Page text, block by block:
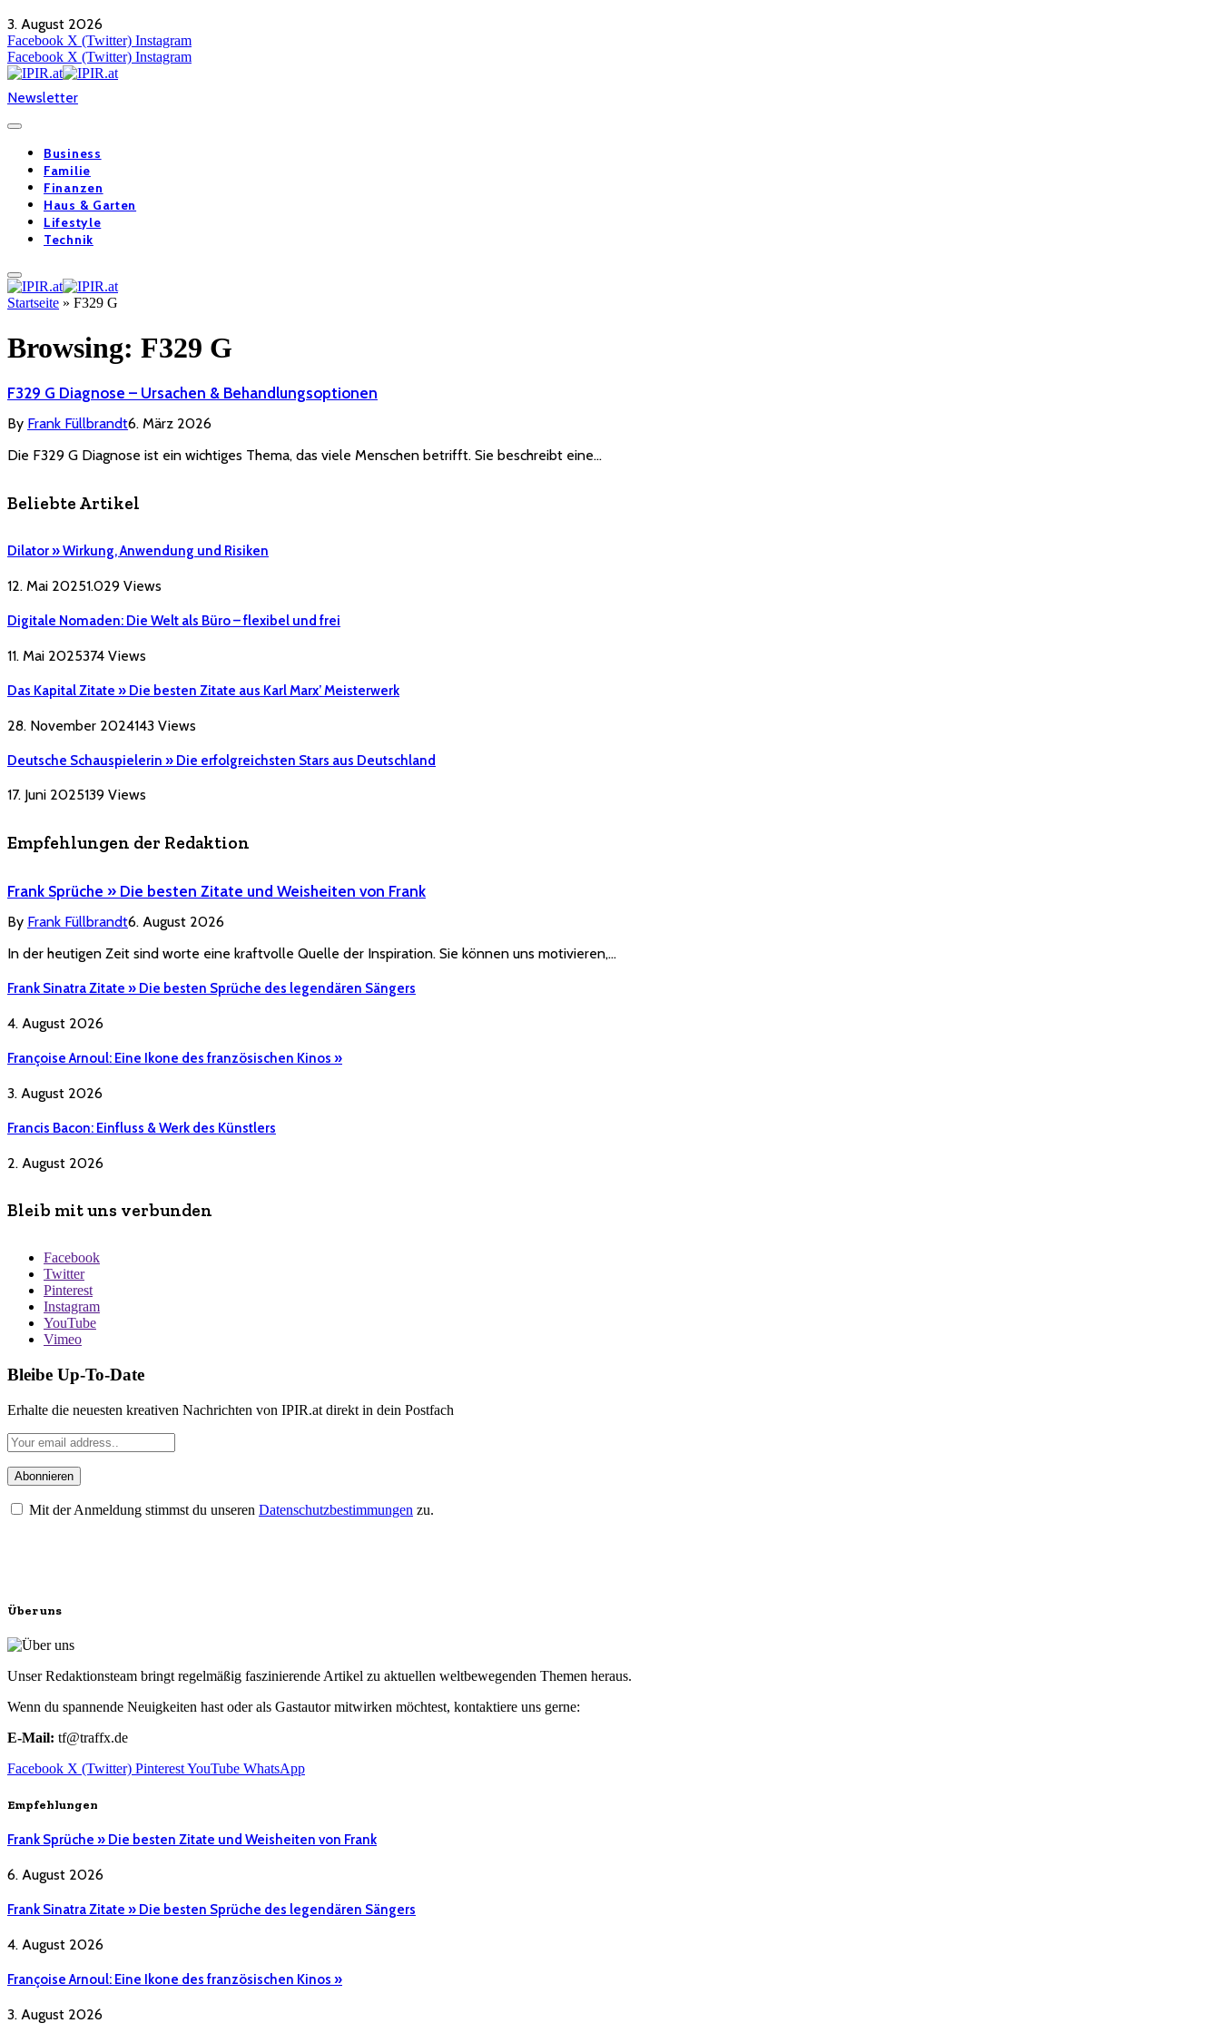
3. August 2026
Facebook X (Twitter) Instagram
Facebook X (Twitter) Instagram
Newsletter
Business
Familie
Finanzen
Haus & Garten
Lifestyle
Technik
Startseite » F329 G
Browsing: F329 G
F329 G Diagnose – Ursachen & Behandlungsoptionen
By Frank Füllbrandt6. März 2026
Die F329 G Diagnose ist ein wichtiges Thema, das viele Menschen betrifft. Sie beschreibt eine…
Beliebte Artikel
Dilator » Wirkung, Anwendung und Risiken
12. Mai 20251.029 Views
Digitale Nomaden: Die Welt als Büro – flexibel und frei
11. Mai 2025374 Views
Das Kapital Zitate » Die besten Zitate aus Karl Marx’ Meisterwerk
28. November 2024143 Views
Deutsche Schauspielerin » Die erfolgreichsten Stars aus Deutschland
17. Juni 2025139 Views
Empfehlungen der Redaktion
Frank Sprüche » Die besten Zitate und Weisheiten von Frank
By Frank Füllbrandt6. August 2026
In der heutigen Zeit sind worte eine kraftvolle Quelle der Inspiration. Sie können uns motivieren,…
Frank Sinatra Zitate » Die besten Sprüche des legendären Sängers
4. August 2026
Françoise Arnoul: Eine Ikone des französischen Kinos »
3. August 2026
Francis Bacon: Einfluss & Werk des Künstlers
2. August 2026
Bleib mit uns verbunden
Facebook
Twitter
Pinterest
Instagram
YouTube
Vimeo
Bleibe Up-To-Date
Erhalte die neuesten kreativen Nachrichten von IPIR.at direkt in dein Postfach
Mit der Anmeldung stimmst du unseren Datenschutzbestimmungen zu.
Über uns
Unser Redaktionsteam bringt regelmäßig faszinierende Artikel zu aktuellen weltbewegenden Themen heraus.
Wenn du spannende Neuigkeiten hast oder als Gastautor mitwirken möchtest, kontaktiere uns gerne:
E-Mail: tf@traffx.de
Facebook X (Twitter) PinterestYouTube WhatsApp
Empfehlungen
Frank Sprüche » Die besten Zitate und Weisheiten von Frank
6. August 2026
Frank Sinatra Zitate » Die besten Sprüche des legendären Sängers
4. August 2026
Françoise Arnoul: Eine Ikone des französischen Kinos »
3. August 2026